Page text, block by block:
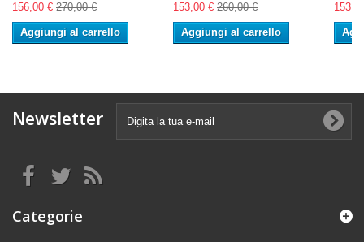
156,00 € 270,00 €
Aggiungi al carrello
153,00 € 260,00 €
Aggiungi al carrello
Newsletter
Categorie